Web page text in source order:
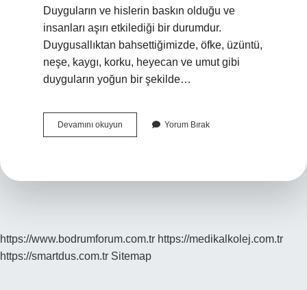
Duyguların ve hislerin baskın olduğu ve
insanları aşırı etkilediği bir durumdur.
Duygusallıktan bahsettiğimizde, öfke, üzüntü,
neşe, kaygı, korku, heyecan ve umut gibi
duyguların yoğun bir şekilde…
Devamını okuyun Duygusal
Olgunluk
Yorum Bırak
https://www.bodrumforum.com.tr https://medikalkolej.com.tr
https://smartdus.com.tr Sitemap